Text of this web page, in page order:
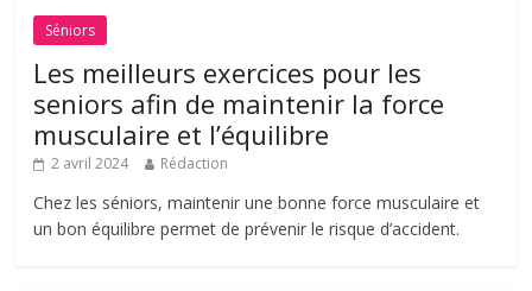
Séniors
Les meilleurs exercices pour les
seniors afin de maintenir la force
musculaire et l’équilibre
2 avril 2024 Rédaction
Chez les séniors, maintenir une bonne force musculaire et
un bon équilibre permet de prévenir le risque d’accident.